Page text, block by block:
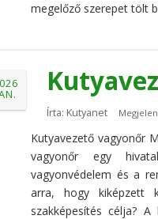
megelőző szerepet tölt
Írta: Kutyanet
Kutyavezető vagyonőr
vagyonőr egy
vagyonvédelem és a
arra, hogy kiképzett
szakképesítés célja?